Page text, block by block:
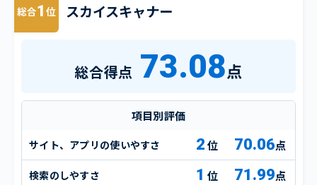
総合1 位 スカイスキャナー
総合得点 73.08点
項目別評価
サイト、アプリの使いやすさ 2 70.06点
検索のしやすさ 1 71.99点